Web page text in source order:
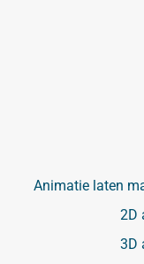
Animatie laten
2D
3D